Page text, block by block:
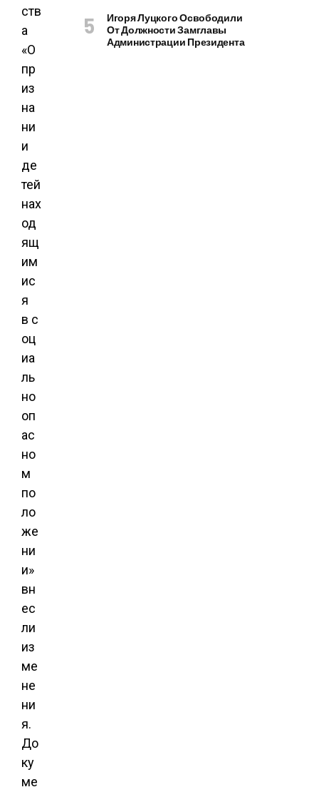
ств
а
«О
пр
из
на
ни
и
де
тей
нах
од
ящ
им
ис
я
в с
оц
иа
ль
но
оп
ас
но
м
по
ло
же
ни
и»
вн
ес
ли
из
ме
не
ни
я.
До
ку
ме
Игоря Луцкого Освободили
От Должности Замглавы
Администрации Президента